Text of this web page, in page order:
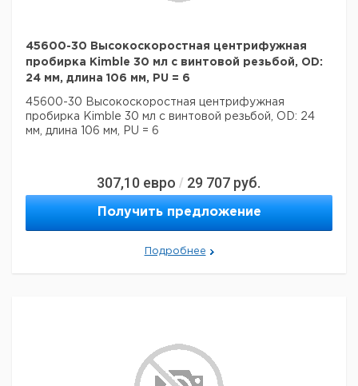
45600-30 Высокоскоростная центрифужная
пробирка Kimble 30 мл с винтовой резьбой, OD:
24 мм, длина 106 мм, PU = 6
45600-30 Высокоскоростная центрифужная
пробирка Kimble 30 мл с винтовой резьбой, OD: 24
мм, длина 106 мм, PU = 6
307,10 евро / 29 707 руб.
Получить предложение
Подробнее